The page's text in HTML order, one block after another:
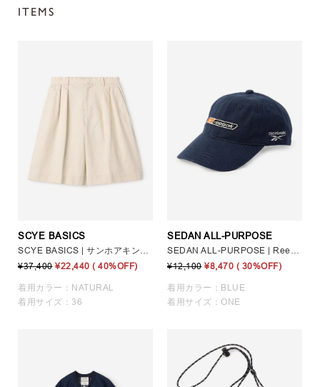
ITEMS
SCYE BASICS
¥37,400 ¥22,440 ( 40%OFF)
着用カラー：NATURAL
着用サイズ：36
SEDAN ALL-PURPOSE
¥12,100 ¥8,470 ( 30%OFF)
着用カラー：BLUE
着用サイズ：ONE